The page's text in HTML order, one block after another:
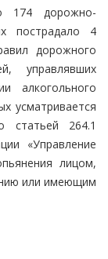
174 дорожно-
пострадало 4
дорожного
управлявших
алкогольного
усматривается
статьей 264.1
«Управление
лицом,
или имеющим